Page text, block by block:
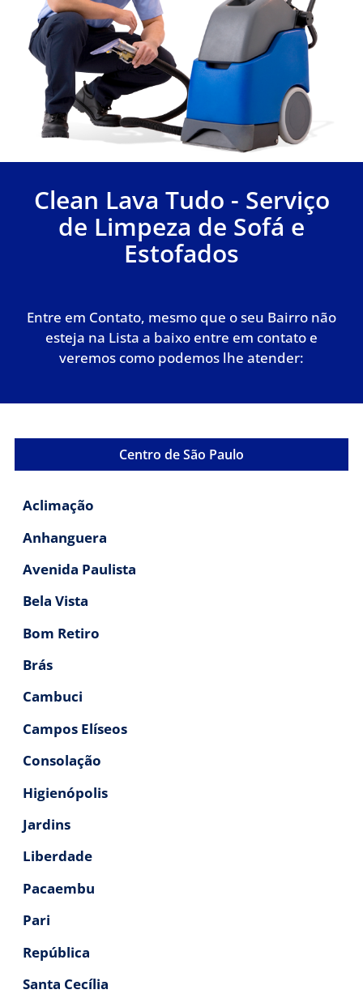
Clean Lava Tudo - Serviço
de Limpeza de Sofá e
Estofados
Entre em Contato, mesmo que o seu Bairro não
esteja na Lista a baixo entre em contato e
veremos como podemos lhe atender:
Centro de São Paulo
Aclimação
Anhanguera
Avenida Paulista
Bela Vista
Bom Retiro
Brás
Cambuci
Campos Elíseos
Consolação
Higienópolis
Jardins
Liberdade
Pacaembu
Pari
República
Santa Cecília